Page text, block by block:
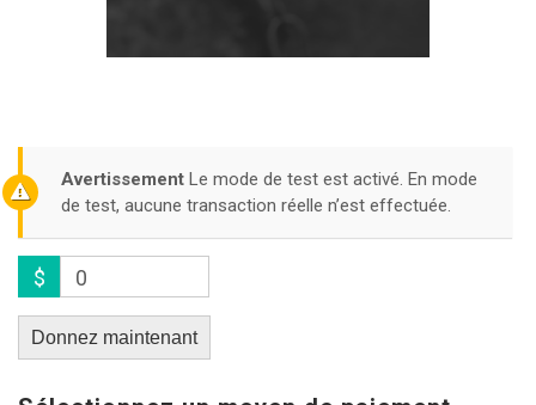
Avertissement Le mode de test est activé. En mode
de test, aucune transaction réelle n’est effectuée.
$ 0
Donnez maintenant